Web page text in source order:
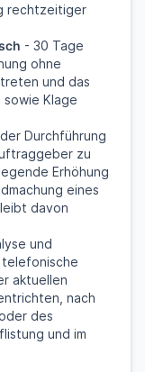
rechtzeitiger
- 30 Tage
ohne
und das
Klage
Durchführung
zu
Erhöhung
eines
davon
und
aktuellen
nach
des
und im